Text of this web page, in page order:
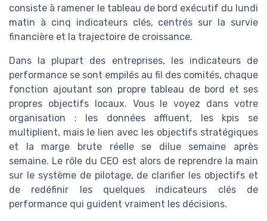
consiste à ramener le tableau de bord exécutif du lundi
matin à cinq indicateurs clés, centrés sur la survie
financière et la trajectoire de croissance.
Dans la plupart des entreprises, les indicateurs de
performance se sont empilés au fil des comités, chaque
fonction ajoutant son propre tableau de bord et ses
propres objectifs locaux. Vous le voyez dans votre
organisation : les données affluent, les kpis se
multiplient, mais le lien avec les objectifs stratégiques
et la marge brute réelle se dilue semaine après
semaine. Le rôle du CEO est alors de reprendre la main
sur le système de pilotage, de clarifier les objectifs et
de redéfinir les quelques indicateurs clés de
performance qui guident vraiment les décisions.